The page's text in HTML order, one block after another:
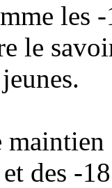
les
le
des -